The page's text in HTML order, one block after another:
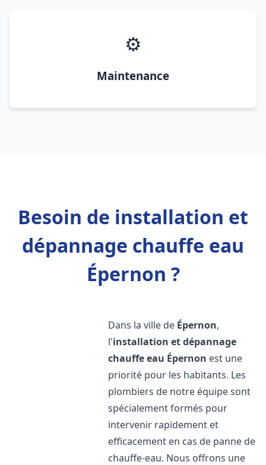
⚙️
Maintenance
Besoin de installation et
dépannage chauffe eau
Épernon ?
Dans la ville de Épernon,
l'installation et dépannage
chauffe eau Épernon est une
priorité pour les habitants. Les
plombiers de notre équipe sont
spécialement formés pour
intervenir rapidement et
efficacement en cas de panne de
chauffe-eau. Nous offrons une